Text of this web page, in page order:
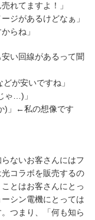
れてますよ！」
ジがあるけどなぁ」
らね」
い回線があるって聞
が安いですね」
ゃ…)」
)」←私の想像です
ないお客さんにはフ
コラボを販売するの
とはお客さんにとっ
シン電機にとっては
つまり、「何も知ら